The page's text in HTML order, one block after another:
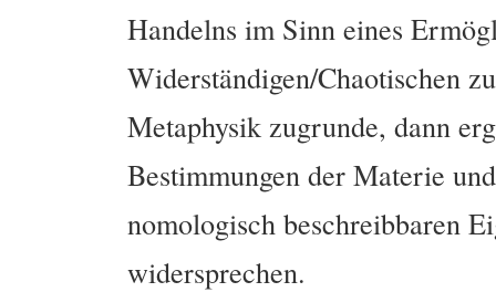
Handelns im Sinn eines
Widerständigen/Chaotischen
Metaphysik zugrunde, dann
Bestimmungen der Materie
nomologisch beschreibbaren
widersprechen.